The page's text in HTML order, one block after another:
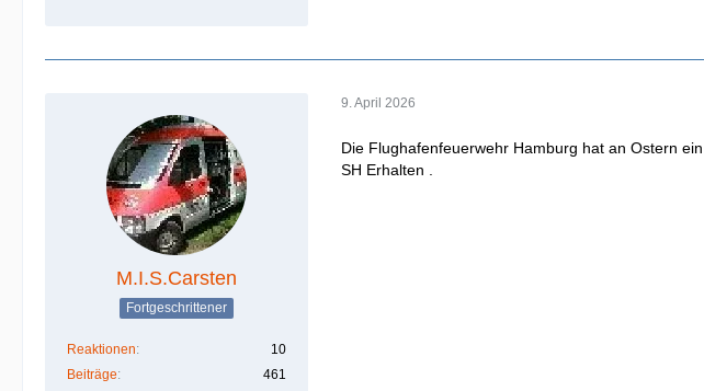
M.I.S.Carsten
Fortgeschrittener
Reaktionen
10
Beiträge
461
9. April 2026
Die Flughafenfeuerwehr Hamburg hat an Ostern
SH Erhalten .